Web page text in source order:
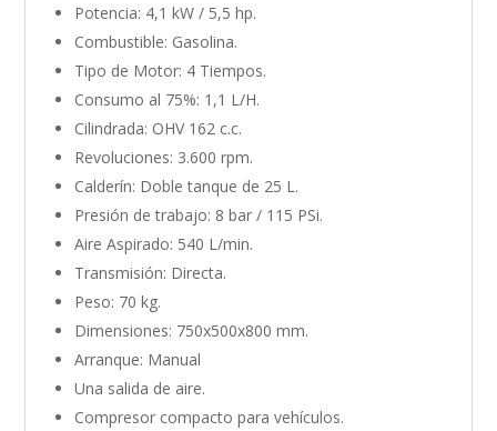
Potencia: 4,1 kW / 5,5 hp.
Combustible: Gasolina.
Tipo de Motor: 4 Tiempos.
Consumo al 75%: 1,1 L/H.
Cilindrada: OHV 162 c.c.
Revoluciones: 3.600 rpm.
Calderín: Doble tanque de 25 L.
Presión de trabajo: 8 bar / 115 PSi.
Aire Aspirado: 540 L/min.
Transmisión: Directa.
Peso: 70 kg.
Dimensiones: 750x500x800 mm.
Arranque: Manual
Una salida de aire.
Compresor compacto para vehículos.